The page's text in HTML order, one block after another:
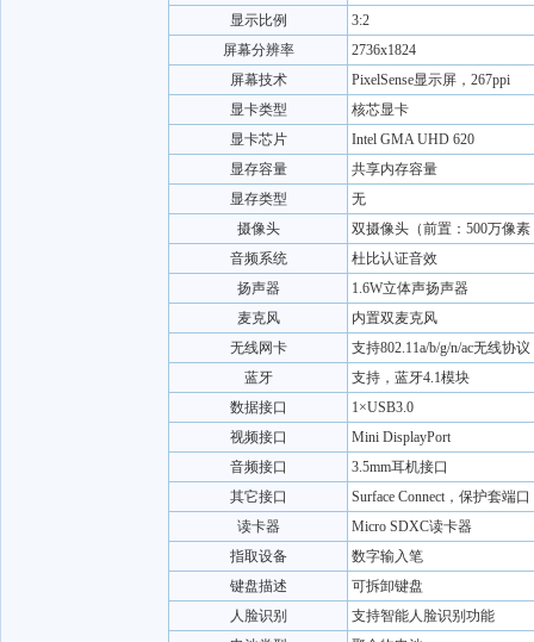
显示比例
3:2
屏幕分辨率
2736x1824
屏幕技术
PixelSense显示屏，267ppi
显卡类型
核芯显卡
显卡芯片
Intel GMA UHD 620
显存容量
共享内存容量
显存类型
无
摄像头
双摄像头（前置：500万像
音频系统
杜比认证音效
扬声器
1.6W立体声扬声器
麦克风
内置双麦克风
无线网卡
支持802.11a/b/g/n/ac无线协议
蓝牙
支持，蓝牙4.1模块
数据接口
1×USB3.0
视频接口
Mini DisplayPort
音频接口
3.5mm耳机接口
其它接口
Surface Connect，保护套端口
读卡器
Micro SDXC读卡器
指取设备
数字输入笔
键盘描述
可拆卸键盘
人脸识别
支持智能人脸识别功能